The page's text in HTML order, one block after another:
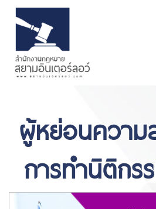
ผู้หย่อนความ
การทำนิติก